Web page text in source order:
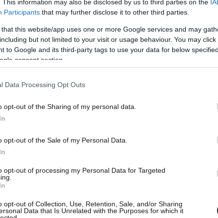
This information may also be disclosed by us to third parties on the
Participants that may further disclose it to other third parties.
this website/app uses one or more Google services and may
but not limited to your visit or usage behaviour. You may
to Google and its third-party tags to use your data for below
consent section.
Data Processing Opt Outs
opt-out of the Sharing of my personal data.
opt-out of the Sale of my Personal Data.
opt-out of processing my Personal Data for Targeted
opt-out of Collection, Use, Retention, Sale, and/or Sharing
Data that Is Unrelated with the Purposes for which it
CME. Οι συναλλαγές πραγματοποιήθηκαν στα
τα βασικά παγκόσμια
το Intercontinental Exchange (ICE) και το
Και τα δύο χρηματιστήρια αρνήθηκαν να
υπόθεσης δήλωσε στο Reuters ότι το CME
ρυθμιστικές αρχές να εξετάσουν αν
στις 23 Μαρτίου, λίγα λεπτά πριν ο
στις απειλούμενες επιθέσεις
γεγονός που οδήγησε σε πτώση των